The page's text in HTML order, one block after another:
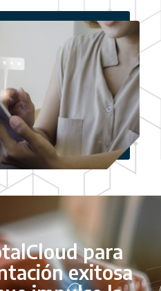
para
exitosa